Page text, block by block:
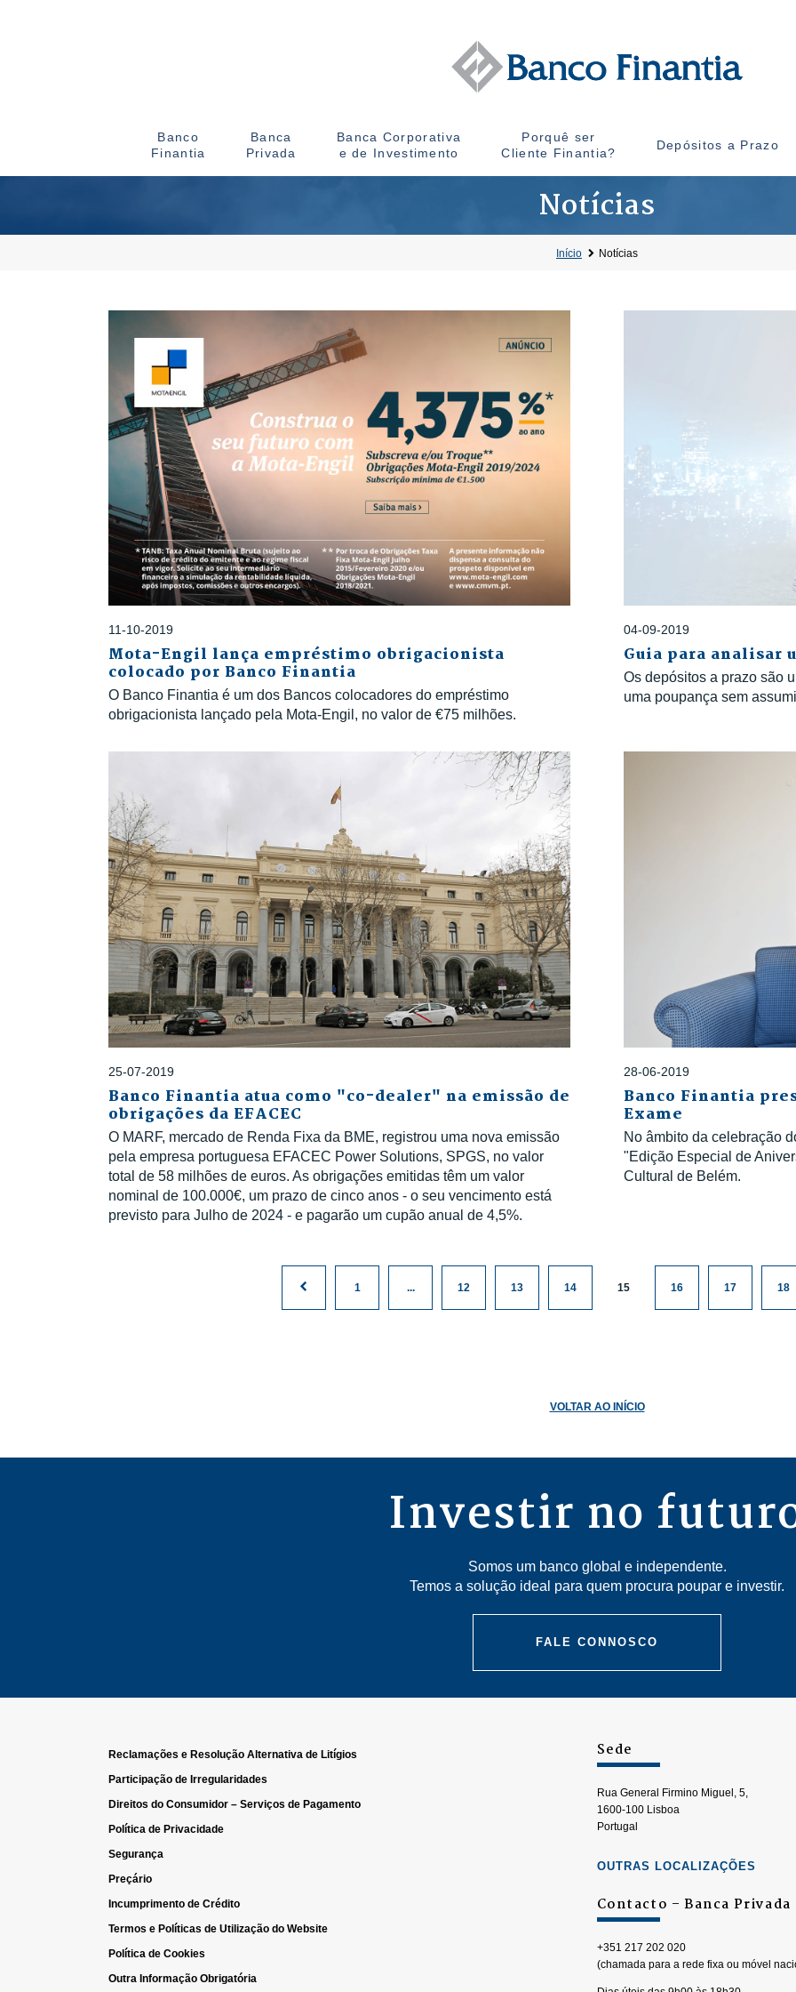
Banco
Finantia
Banca
Privada
Banca Corporativa
e de Investimento
Porquê ser
Cliente Finantia?
Depósitos a Prazo
Notícias
Início Notícias
11-10-2019
Mota-Engil lança empréstimo obrigacionista
colocado por Banco Finantia
O Banco Finantia é um dos Bancos colocadores do empréstimo
obrigacionista lançado pela Mota-Engil, no valor de €75 milhões.
04-09-2019
Guia para analisar
Os depósitos a prazo são
uma poupança sem
25-07-2019
Banco Finantia atua como "co-dealer" na emissão de
obrigações da EFACEC
O MARF, mercado de Renda Fixa da BME, registrou uma nova emissão
pela empresa portuguesa EFACEC Power Solutions, SPGS, no valor
total de 58 milhões de euros. As obrigações emitidas têm um valor
nominal de 100.000€, um prazo de cinco anos - o seu vencimento está
previsto para Julho de 2024 - e pagarão um cupão anual de 4,5%.
28-06-2019
Banco Finantia
Exame
No âmbito da celebração
"Edição Especial de
Cultural de Belém.
1 ... 12 13 14 15 16 17 18
VOLTAR AO INÍCIO
Investir no
Somos um banco global e independente.
Temos a solução ideal para quem procura poupar e investir.
FALE CONNOSCO
Reclamações e Resolução Alternativa de Litígios
Participação de Irregularidades
Direitos do Consumidor – Serviços de Pagamento
Política de Privacidade
Segurança
Preçário
Incumprimento de Crédito
Termos e Políticas de Utilização do Website
Política de Cookies
Outra Informação Obrigatória
Sede
Rua General Firmino Miguel, 5,
1600-100 Lisboa
Portugal
OUTRAS LOCALIZAÇÕES
Contacto – Banca Privada
+351 217 202 020
(chamada para a rede fixa ou móvel